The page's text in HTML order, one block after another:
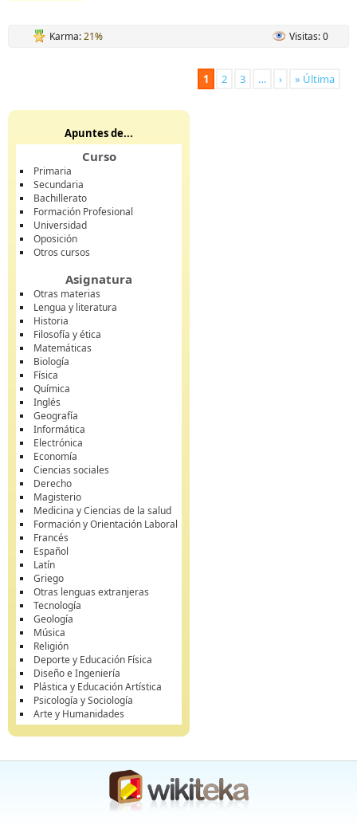
Karma:21% Visitas: 0
1 2 3 … › » Última
Apuntes de...
Curso
Primaria
Secundaria
Bachillerato
Formación Profesional
Universidad
Oposición
Otros cursos
Asignatura
Otras materias
Lengua y literatura
Historia
Filosofía y ética
Matemáticas
Biología
Física
Química
Inglés
Geografía
Informática
Electrónica
Economía
Ciencias sociales
Derecho
Magisterio
Medicina y Ciencias de la salud
Formación y Orientación Laboral
Francés
Español
Latín
Griego
Otras lenguas extranjeras
Tecnología
Geología
Música
Religión
Deporte y Educación Física
Diseño e Ingeniería
Plástica y Educación Artística
Psicología y Sociología
Arte y Humanidades